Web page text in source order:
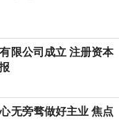
限公司成立 注册资本
无旁骛做好主业 焦点